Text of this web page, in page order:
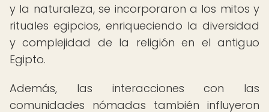
y la naturaleza, se incorporaron a los mitos y
rituales egipcios, enriqueciendo la diversidad
y complejidad de la religión en el antiguo
Egipto.
Además, las interacciones con las
comunidades nómadas también influyeron